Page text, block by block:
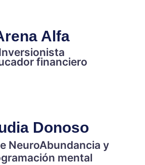
Alfa
financiero
Donoso
NeuroAbundancia y
mental